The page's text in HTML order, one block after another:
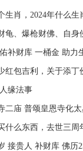
生肖，2024年什么
龟、爆枪财佛、自身
补财库 一桶金 助力
红包吉利，关于添丁
缘法事
二庙 普颂皇恩寺化
什么东西，去世三周
接贵人 补财库 佛历